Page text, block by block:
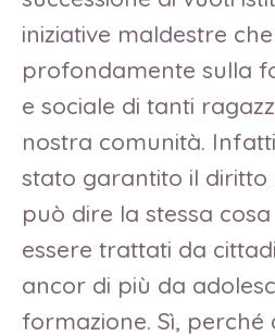
iniziative maldestre
profondamente sulla
e sociale di tanti
nostra comunità.
stato garantito il diritto
può dire la stessa
essere trattati da
ancor di più da
formazione. Sì, perché